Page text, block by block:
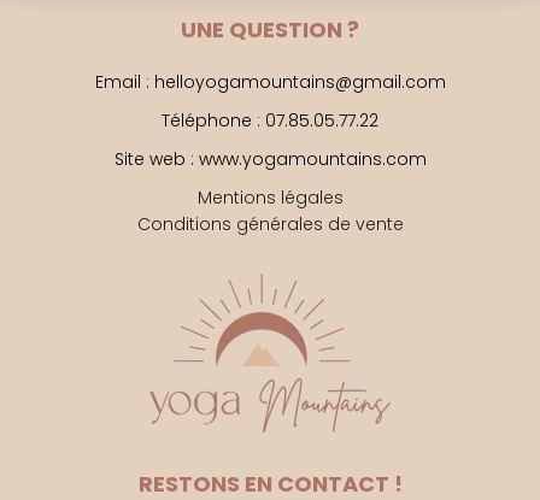
UNE QUESTION ?
Email : helloyogamountains@gmail.com
Téléphone : 07.85.05.77.22
Site web : www.yogamountains.com
Mentions légales
Conditions générales de vente
RESTONS EN CONTACT !